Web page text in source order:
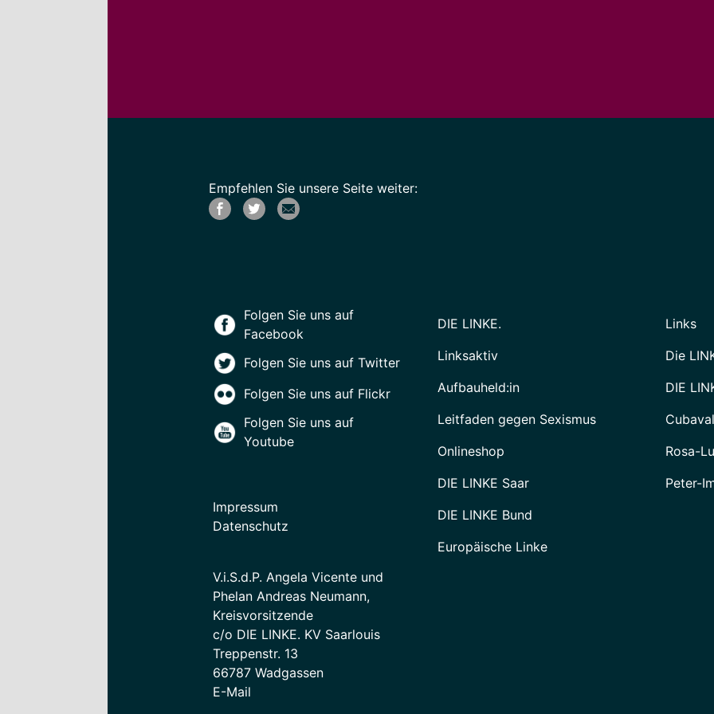
Empfehlen Sie unsere Seite weiter:
Folgen Sie uns auf
Facebook
Folgen Sie uns auf Twitter
Folgen Sie uns auf Flickr
Folgen Sie uns auf
Youtube
Impressum
Datenschutz
V.i.S.d.P. Angela Vicente und
Phelan Andreas Neumann,
Kreisvorsitzende
c/o DIE LINKE. KV Saarlouis
Treppenstr. 13
66787 Wadgassen
E-Mail
DIE LINKE.
Linksaktiv
Aufbauheld:in
Leitfaden gegen Sexismus
Onlineshop
DIE LINKE Saar
DIE LINKE Bund
Europäische Linke
Links
Die
DIE
Rosa-
Peter-